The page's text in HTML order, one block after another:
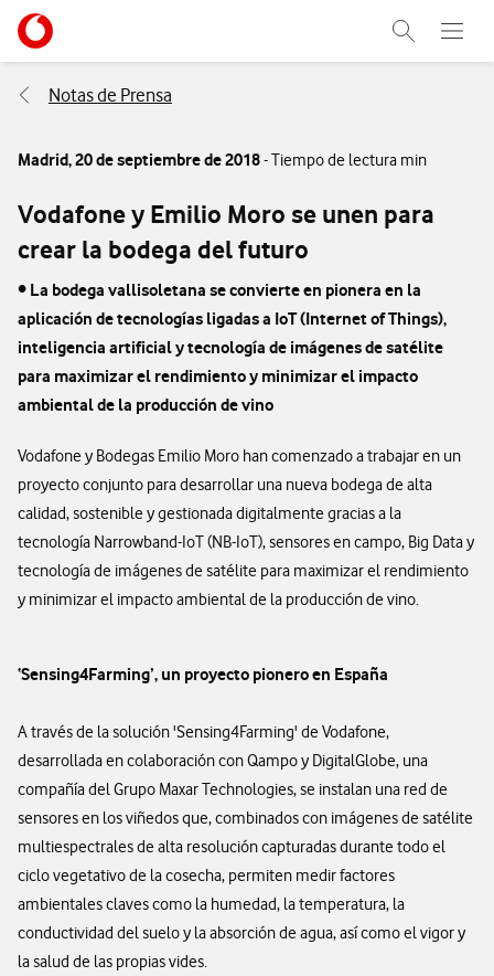
Ir a la pagina principal de vodafone.es
Abrir
Menu
Abre
Notas de Prensa
Madrid,20 de septiembre de 2018- Tiempo de lectura min
Vodafone y Emilio Moro se unen para
crear la bodega del futuro
• La bodega vallisoletana se convierte en pionera en la
aplicación de tecnologías ligadas a IoT (Internet of Things),
inteligencia artificial y tecnología de imágenes de satélite
para maximizar el rendimiento y minimizar el impacto
ambiental de la producción de vino
Vodafone y Bodegas Emilio Moro han comenzado a trabajar en un
proyecto conjunto para desarrollar una nueva bodega de alta
calidad, sostenible y gestionada digitalmente gracias a la
tecnología Narrowband-IoT (NB-IoT), sensores en campo, Big Data y
tecnología de imágenes de satélite para maximizar el rendimiento
y minimizar el impacto ambiental de la producción de vino.
‘Sensing4Farming’, un proyecto pionero en España
A través de la solución 'Sensing4Farming' de Vodafone,
desarrollada en colaboración con Qampo y DigitalGlobe, una
compañía del Grupo Maxar Technologies, se instalan una red de
sensores en los viñedos que, combinados con imágenes de satélite
multiespectrales de alta resolución capturadas durante todo el
ciclo vegetativo de la cosecha, permiten medir factores
ambientales claves como la humedad, la temperatura, la
conductividad del suelo y la absorción de agua, así como el vigor y
la salud de las propias vides.